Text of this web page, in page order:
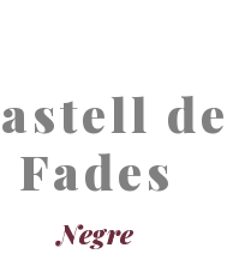
de
Fades
Negre